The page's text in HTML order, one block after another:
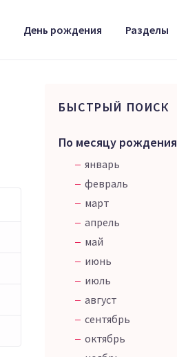
День рождения Разделы
БЫСТРЫЙ ПОИСК
По месяцу рождения
январь
февраль
март
апрель
май
июнь
июль
август
сентябрь
октябрь